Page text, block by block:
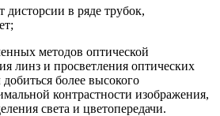
в ряде трубок,
методов оптической
линз и просветления оптических
более высокого
контрастности изображения,
света и цветопередачи.